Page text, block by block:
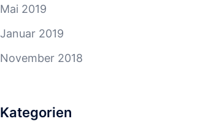
Mai 2019
Januar 2019
November 2018
Kategorien